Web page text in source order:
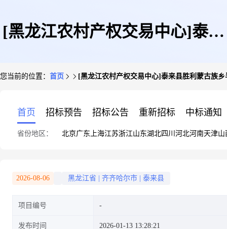
[黑龙江农村产权交易中心]泰来
您当前的位置： 首页 [黑龙江农村产权交易中心]泰来县胜利蒙古族
首页 招标预告 招标公告 重新招标 中标通知
省份地区： 北京广东 上海江苏浙江山东湖北四川 河北河南天津山
2026-08-06 黑龙江省 齐齐哈尔市 泰来县
项目编号
发布时间 2026-01-13 13:28:21